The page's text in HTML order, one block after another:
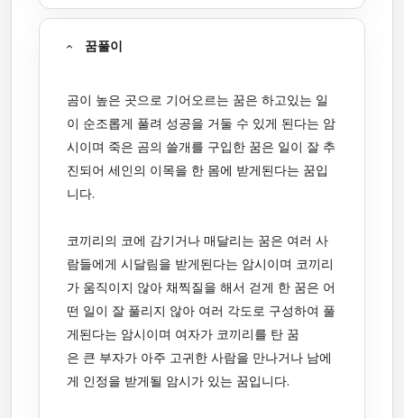
꿈풀이
곰이 높은 곳으로 기어오르는 꿈은 하고있는 일
이 순조롭게 풀려 성공을 거둘 수 있게 된다는 암
시이며 죽은 곰의 쓸개를 구입한 꿈은 일이 잘 추
진되어 세인의 이목을 한 몸에 받게된다는 꿈입
니다.
코끼리의 코에 감기거나 매달리는 꿈은 여러 사
람들에게 시달림을 받게된다는 암시이며 코끼리
가 움직이지 않아 채찍질을 해서 걷게 한 꿈은 어
떤 일이 잘 풀리지 않아 여러 각도로 구성하여 풀
게된다는 암시이며 여자가 코끼리를 탄 꿈
은 큰 부자가 아주 고귀한 사람을 만나거나 남에
게 인정을 받게될 암시가 있는 꿈입니다.